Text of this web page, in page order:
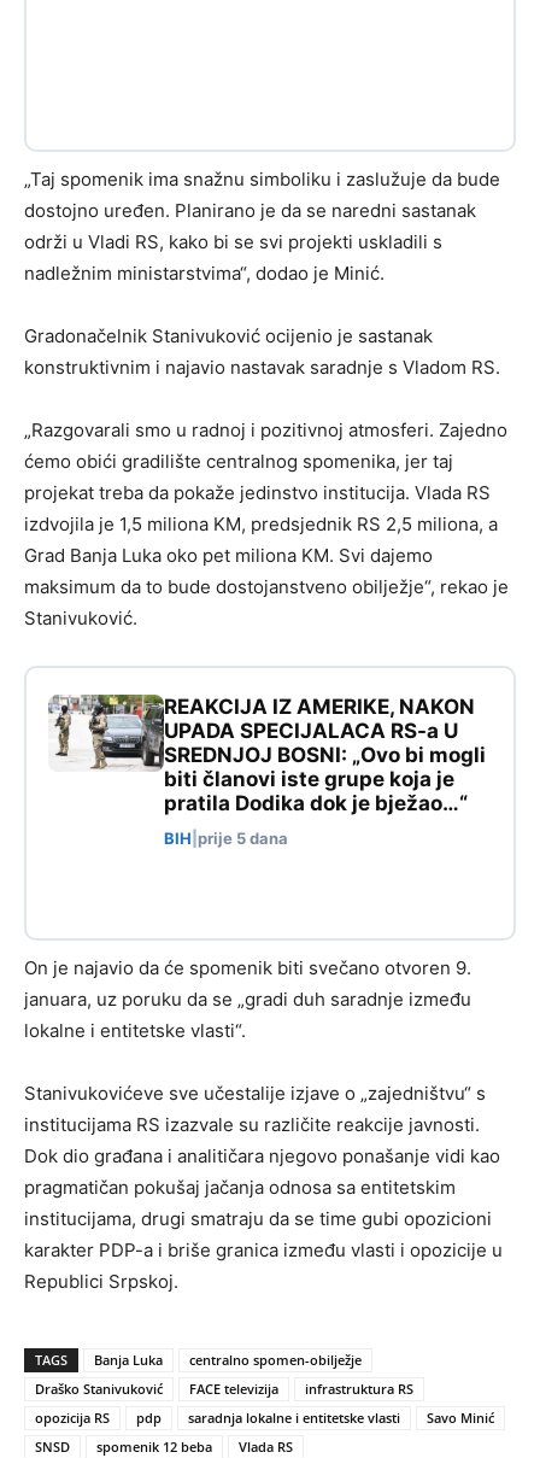
„Taj spomenik ima snažnu simboliku i zaslužuje da bude
dostojno uređen. Planirano je da se naredni sastanak
održi u Vladi RS, kako bi se svi projekti uskladili s
nadležnim ministarstvima“, dodao je Minić.
Gradonačelnik Stanivuković ocijenio je sastanak
konstruktivnim i najavio nastavak saradnje s Vladom RS.
„Razgovarali smo u radnoj i pozitivnoj atmosferi. Zajedno
ćemo obići gradilište centralnog spomenika, jer taj
projekat treba da pokaže jedinstvo institucija. Vlada RS
izdvojila je 1,5 miliona KM, predsjednik RS 2,5 miliona, a
Grad Banja Luka oko pet miliona KM. Svi dajemo
maksimum da to bude dostojanstveno obilježje“, rekao je
Stanivuković.
REAKCIJA IZ AMERIKE, NAKON
UPADA SPECIJALACA RS-a U
SREDNJOJ BOSNI: „Ovo bi mogli
biti članovi iste grupe koja je
pratila Dodika dok je bježao…“
BIH prije 5 dana
On je najavio da će spomenik biti svečano otvoren 9.
januara, uz poruku da se „gradi duh saradnje između
lokalne i entitetske vlasti“.
Stanivukovićeve sve učestalije izjave o „zajedništvu“ s
institucijama RS izazvale su različite reakcije javnosti.
Dok dio građana i analitičara njegovo ponašanje vidi kao
pragmatičan pokušaj jačanja odnosa sa entitetskim
institucijama, drugi smatraju da se time gubi opozicioni
karakter PDP-a i briše granica između vlasti i opozicije u
Republici Srpskoj.
TAGS Banja Luka
centralno spomen-obilježje
Draško Stanivuković
FACE televizija
infrastruktura RS
opozicija RS
pdp saradnja lokalne i entitetske vlasti
Savo Minić
SNSD
spomenik 12 beba Vlada RS